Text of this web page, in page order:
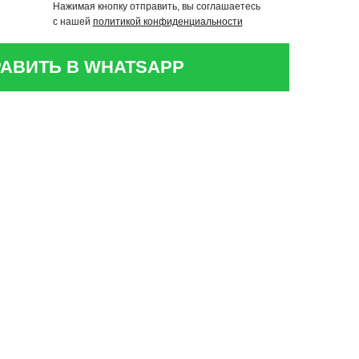
Нажимая кнопку отправить, вы соглашаетесь
с нашей политикой конфиденциальности
В WHATSAPP